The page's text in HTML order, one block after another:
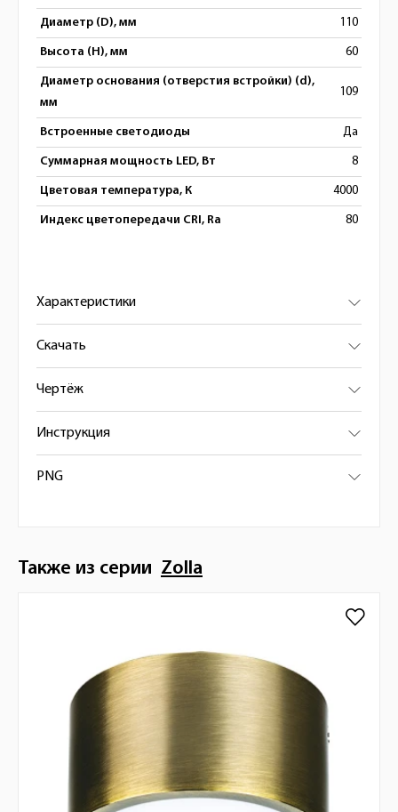
Диаметр (D), мм 110
Высота (H), мм 60
Диаметр основания (отверстия встройки) (d),
мм
109
Встроенные светодиоды Да
Суммарная мощность LED, Вт 8
Цветовая температура, К 4000
Индекс цветопередачи CRI, Ra 80
Характеристики
Скачать
Чертёж
Инструкция
PNG
Также из серии Zolla